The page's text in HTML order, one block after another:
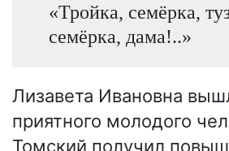
«Тройка, семёрка,
семёрка, дама!..»
Лизавета Ивановна
приятного молодого
Томский получил